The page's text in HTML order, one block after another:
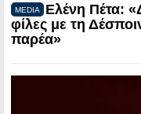
MEDIA
Ελένη Πέτα:
φίλες με τη
παρέα»